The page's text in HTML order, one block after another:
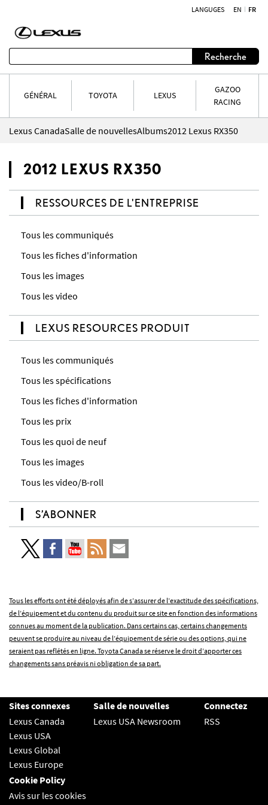
LANGUGES EN FR
Recherche
GÉNÉRAL TOYOTA LEXUS
GAZOO
RACING
Lexus CanadaSalle de nouvellesAlbums2012 Lexus RX350
2012 LEXUS RX350
RESSOURCES DE L'ENTREPRISE
Tous les communiqués
Tous les fiches d'information
Tous les images
Tous les video
LEXUS RESOURCES PRODUIT
Tous les communiqués
Tous les spécifications
Tous les fiches d'information
Tous les prix
Tous les quoi de neuf
Tous les images
Tous les video/B-roll
S’ABONNER
Tous les efforts ont été déployés afin de s’assurer de l’exactitude des spécifications,
de l’équipement et du contenu du produit sur ce site en fonction des informations
connues au moment de la publication. Dans certains cas, certains changements
peuvent se produire au niveau de l’équipement de série ou des options, qui ne
seraient pas reflétés en ligne. Toyota Canada se réserve le droit d’apporter ces
changements sans préavis ni obligation de sa part.
Sites connexes
Lexus Canada
Lexus USA
Lexus Global
Lexus Europe
Salle de nouvelles
Lexus USA Newsroom
Connectez
RSS
Cookie Policy
Avis sur les cookies